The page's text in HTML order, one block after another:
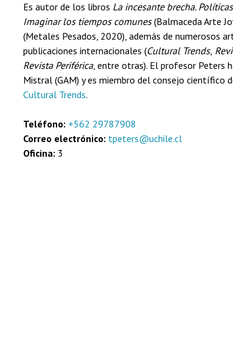
Es autor de los libros La incesante brecha.
Imaginar los tiempos comunes(Balmaceda Arte
(Metales Pesados, 2020), además de numerosos
publicaciones internacionales (Cultural Trends,
Revista Periférica, entre otras). El profesor Peters
Mistral (GAM) y es miembro del consejo científico
Cultural Trends.
Teléfono: +562 29787908
Correo electrónico: tpeters@uchile.cl
Oficina: 3